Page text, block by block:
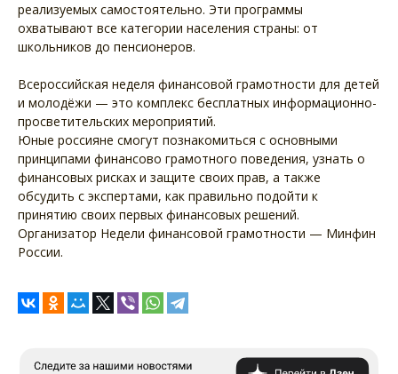
реализуемых самостоятельно. Эти программы
охватывают все категории населения страны: от
школьников до пенсионеров.
Всероссийская неделя финансовой грамотности для детей
и молодёжи — это комплекс бесплатных информационно-
просветительских мероприятий.
Юные россияне смогут познакомиться с основными
принципами финансово грамотного поведения, узнать о
финансовых рисках и защите своих прав, а также
обсудить с экспертами, как правильно подойти к
принятию своих первых финансовых решений.
Организатор Недели финансовой грамотности — Минфин
России.